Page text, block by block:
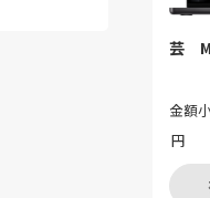
芸
金額
円